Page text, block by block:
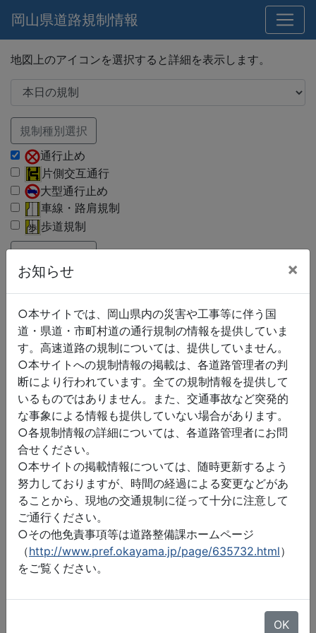
岡山県道路規制情報
お知らせ ×
○本サイトでは、岡山県内の災害や工事等に伴う国
道・県道・市町村道の通行規制の情報を提供していま
す。高速道路の規制については、提供していません。
○本サイトへの規制情報の掲載は、各道路管理者の判
断により行われています。全ての規制情報を提供して
いるものではありません。また、交通事故など突発的
な事象による情報も提供していない場合があります。
○各規制情報の詳細については、各道路管理者にお問
合せください。
○本サイトの掲載情報については、随時更新するよう
努力しておりますが、時間の経過による変更などがあ
ることから、現地の交通規制に従って十分に注意して
ご通行ください。
○その他免責事項等は道路整備課ホームページ
（http://www.pref.okayama.jp/page/635732.html）
をご覧ください。
OK
地図上のアイコンを選択すると詳細を表示します。
規制種別選択
通行止め
片側交互通行
大型通行止め
車線・路肩規制
歩道規制
路線種別選択
国道
県道
市町村道
地図データ©2026 ZENRIN